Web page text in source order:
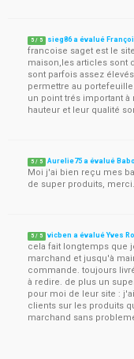
5 / 5 sieg86 a évalué
francoise saget est le
maison,les articles sont
sont parfois assez
permettre au
un point trés important à
hauteur et leur qualité
5 / 5 Aurelie75 a évalué
Moi j'ai bien reçu mes
de super produits, merci.
5 / 5 vicben a évalué Yves
cela fait longtemps que
marchand et jusqu'à
commande. toujours
à redire. de plus un
pour moi de leur site :
clients sur les produits
marchand sans